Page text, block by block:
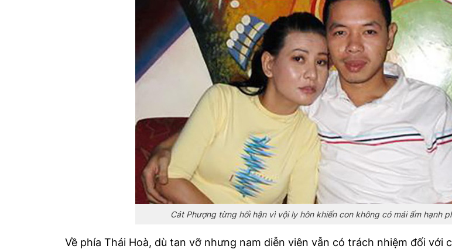
Cát Phượng từng hối hận vì vội ly hôn khiến con không có mái ấm hạnh
Về phía Thái Hoà, dù tan vỡ nhưng nam diễn viên vẫn có trách nhiệm đối với